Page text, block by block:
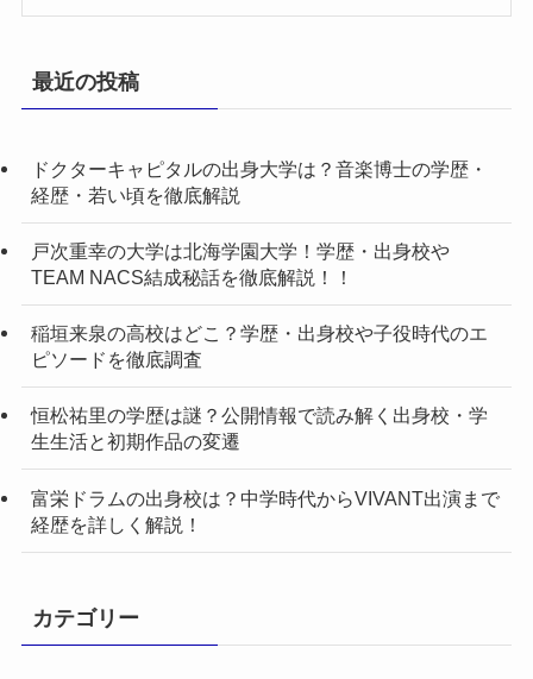
最近の投稿
ドクターキャピタルの出身大学は？音楽博士の学歴・
経歴・若い頃を徹底解説
戸次重幸の大学は北海学園大学！学歴・出身校や
TEAM NACS結成秘話を徹底解説！！
稲垣来泉の高校はどこ？学歴・出身校や子役時代のエ
ピソードを徹底調査
恒松祐里の学歴は謎？公開情報で読み解く出身校・学
生生活と初期作品の変遷
富栄ドラムの出身校は？中学時代からVIVANT出演まで
経歴を詳しく解説！
カテゴリー